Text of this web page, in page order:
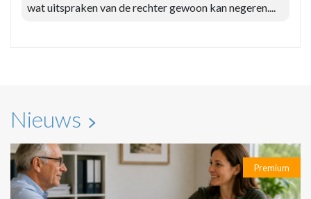
wat uitspraken van de rechter gewoon kan negeren....
Nieuws
Premium